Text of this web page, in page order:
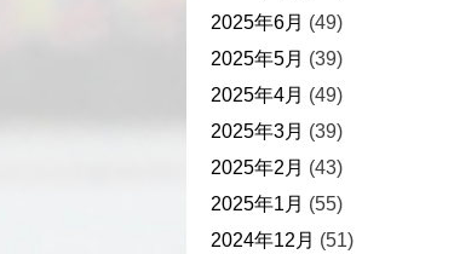
2025年6月 (49)
2025年5月 (39)
2025年4月 (49)
2025年3月 (39)
2025年2月 (43)
2025年1月 (55)
2024年12月 (51)